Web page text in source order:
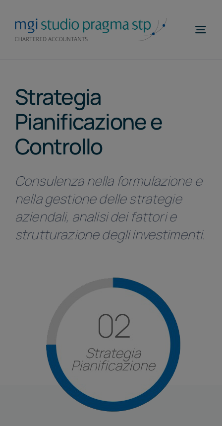
contenuto
Profilo
Competenze
MGI WorldWide
Telefona
ITA
Linkedin
Strategia
Pianificazione e
Controllo
Consulenza nella formulazione e
nella gestione delle strategie
aziendali, analisi dei fattori e
strutturazione degli investimenti.